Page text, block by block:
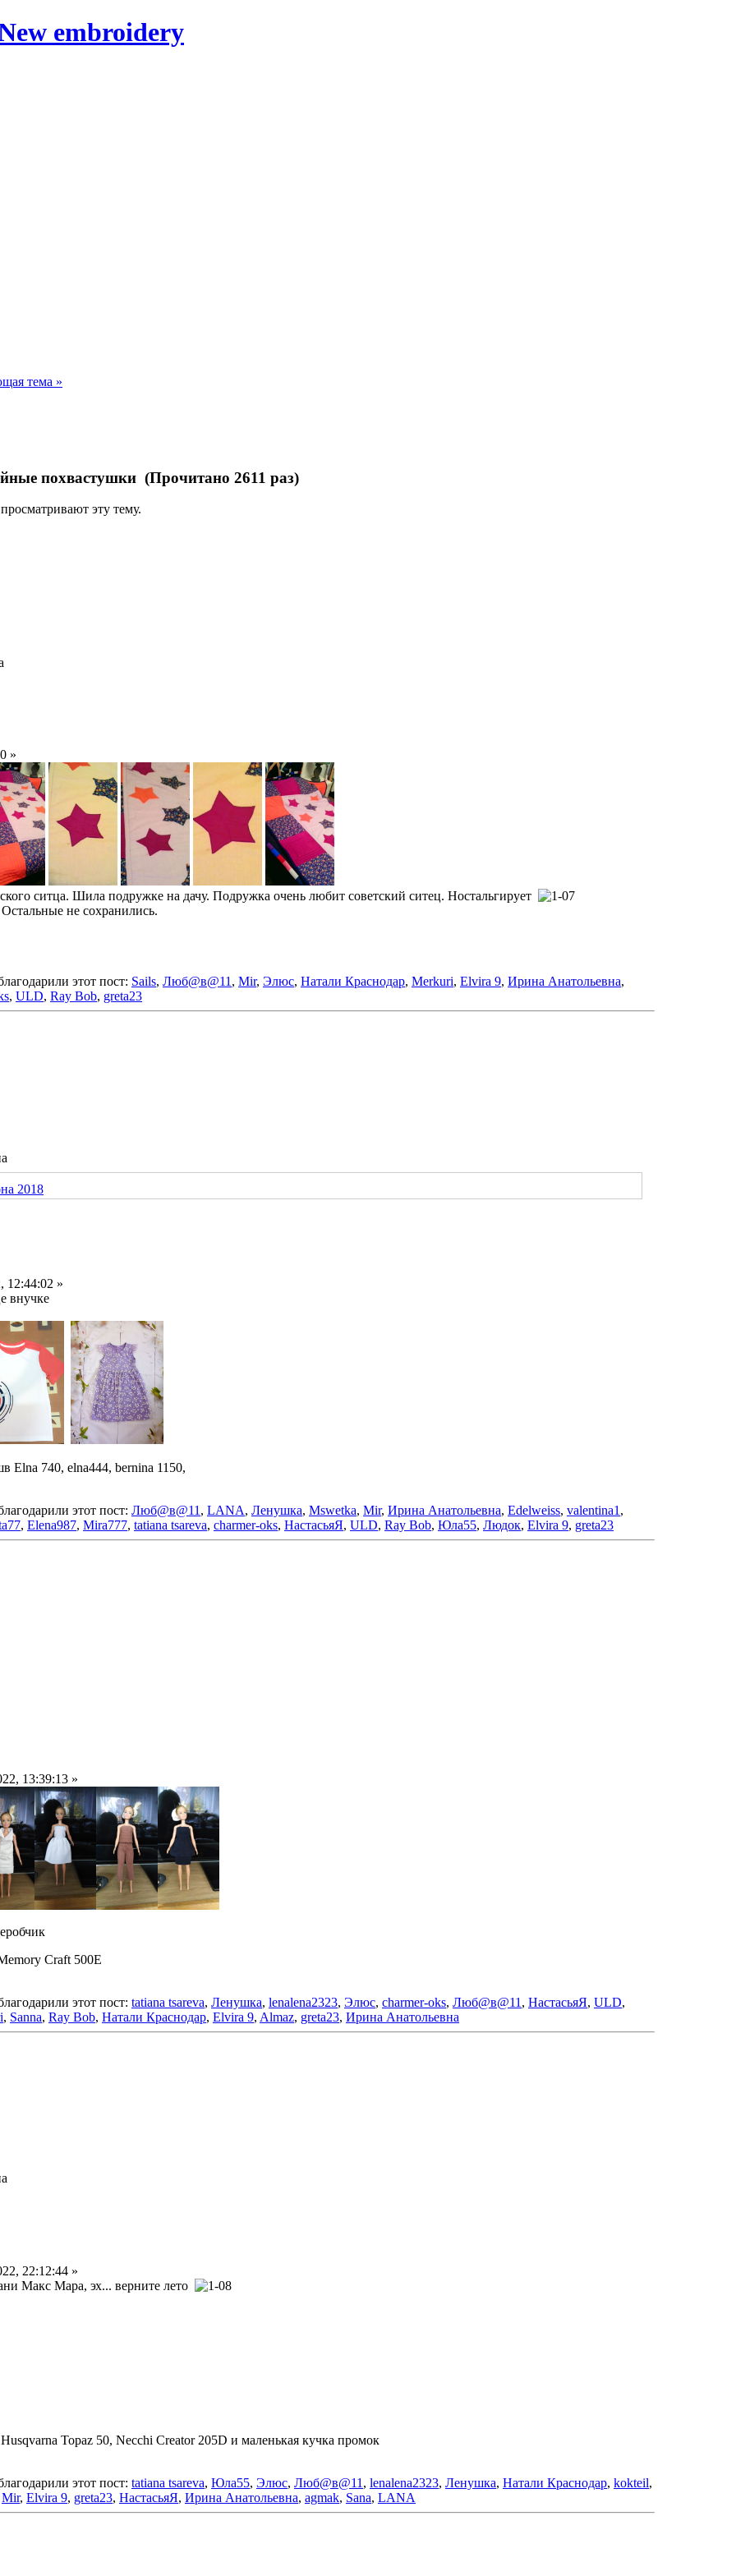
тема »
похвастушки (Прочитано 2611 раз)
эту тему.
»
ситца. Шила подружке на дачу. Подружка очень любит советский ситец. Ностальгирует
не сохранились.
этот пост: Sails, Люб@в@11 , Mir, Элюс, Натали Краснодар, Merkuri, Elvira 9, Ирина Анатольевна,
, ULD, Ray Bob, greta23
12:44:02 »
внучке
Elna 740, elna444, bernina 1150,
этот пост: Люб@в@11 , LANA, Ленушка, Mswetka, Mir, Ирина Анатольевна, Edelweiss, valentina1 ,
, Elena987, Mira777, tatiana tsareva, charmer-oks, НастасьяЯ, ULD, Ray Bob, Юла55, Людок, Elvira 9, greta23
13:39:13 »
Craft 500E
этот пост: tatiana tsareva, Ленушка, lenalena2323, Элюс, charmer-oks, Люб@в@11 , НастасьяЯ, ULD,
, Sanna, Ray Bob, Натали Краснодар, Elvira 9, Almaz, greta23, Ирина Анатольевна
22:12:44 »
Макс Мара, эх... верните лето
Topaz 50, Necchi Creator 205D и маленькая кучка промок
этот пост: tatiana tsareva, Юла55, Элюс, Люб@в@11 , lenalena2323, Ленушка, Натали Краснодар, kokteil,
Mir, Elvira 9, greta23, НастасьяЯ, Ирина Анатольевна, agmak, Sana, LANA